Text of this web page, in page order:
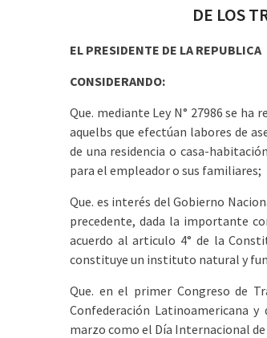
DE LOS
EL PRESIDENTE DE LA REPUBLICA
CONSIDERANDO:
Que. mediante Ley N° 27986 se
aquelbs que efectúan labores de
de una residencia o casa-
para el empleador o sus familiares;
Que. es interés del Gobierno
precedente, dada la importante
acuerdo al articulo 4° de la
constituye un instituto natural y
Que. en el primer Congreso de
Confederación Latinoamericana y
marzo como el Día Internacional